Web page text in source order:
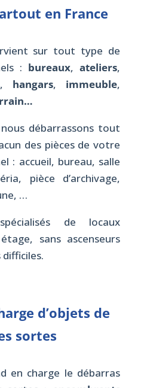
en France
sur tout type de
: bureaux,ateliers,
, hangars, immeuble,
débarrassons tout
des pièces de votre
: accueil, bureau, salle
pièce d’archivage,
…
de locaux
sans ascenseurs
d’objets de
sortes
en charge le débarras